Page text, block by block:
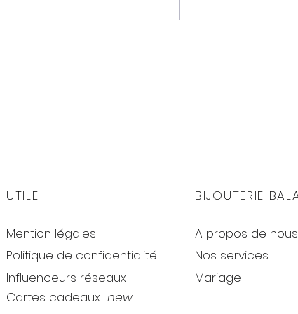
UTILE
Mention légales
Politique de confidentialité
Influenceurs réseaux
Cartes cadeaux new
BIJOUTERIE
A propos de nous
Nos services
Mariage